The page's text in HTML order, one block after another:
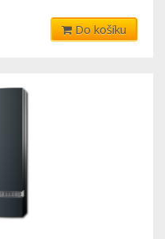
Do košíku